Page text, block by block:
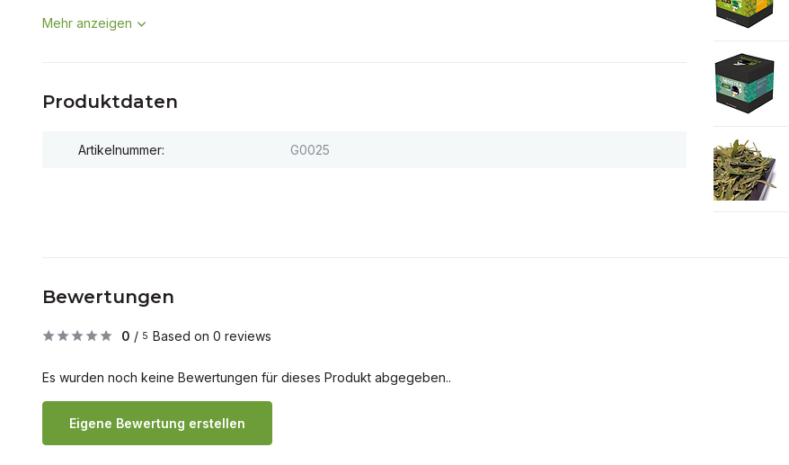
Mehr anzeigen
Produktdaten
Artikelnummer: G0025
Bewertungen
0 / 5 Based on 0 reviews
Es wurden noch keine Bewertungen für dieses Produkt abgegeben..
Eigene Bewertung erstellen